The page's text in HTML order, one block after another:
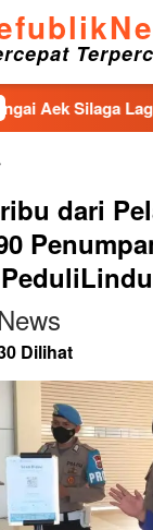
Laga
dari
Dilihat